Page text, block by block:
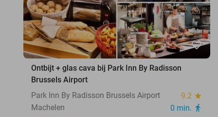
favorite_border
Ontbijt + glas cava bij Park Inn By Radisson
Brussels Airport
Park Inn By Radisson Brussels Airport
9.2 star
Machelen 0 min. directions_walk